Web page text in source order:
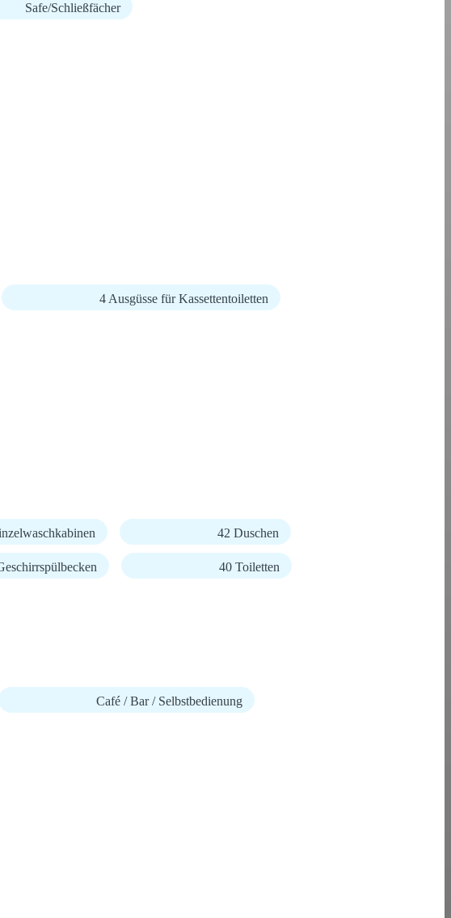
Safe/Schließfächer
4 Ausgüsse für Kassettentoiletten
42 Duschen
40 Toiletten
Café / Bar / Selbstbedienung